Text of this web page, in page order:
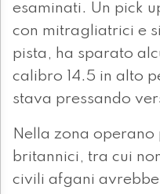
esaminati. Un pick
con mitragliatrici e
pista, ha sparato
calibro 14.5 in alto
stava pressando
Nella zona
britannici, tra cui
civili afgani